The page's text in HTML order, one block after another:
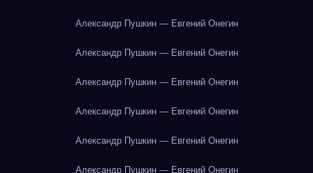
Александр Пушкин — Евгений Онегин
Александр Пушкин — Евгений Онегин
Александр Пушкин — Евгений Онегин
Александр Пушкин — Евгений Онегин
Александр Пушкин — Евгений Онегин
Александр Пушкин — Евгений Онегин